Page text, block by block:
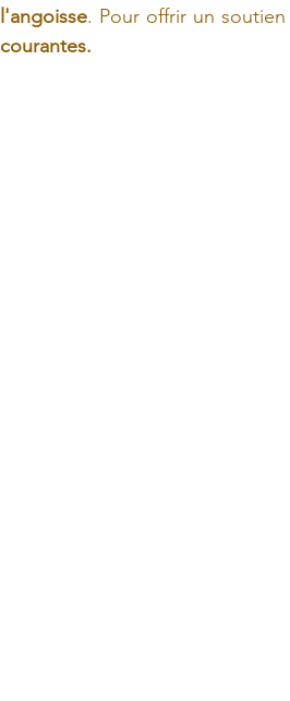
l'angoisse. Pour offrir un
courantes.